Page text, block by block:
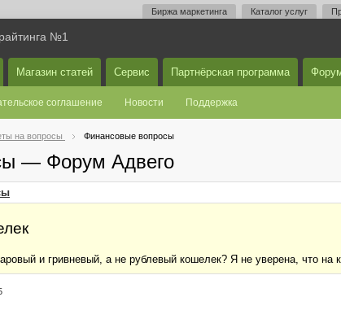
Биржа маркетинга Каталог услуг
№1
Магазин статей Сервис Партнёрская программа
соглашение Новости Поддержка
на вопросы Финансовые вопросы
— Форум Адвего
и гривневый, а не рублевый кошелек? Я не уверена, что на